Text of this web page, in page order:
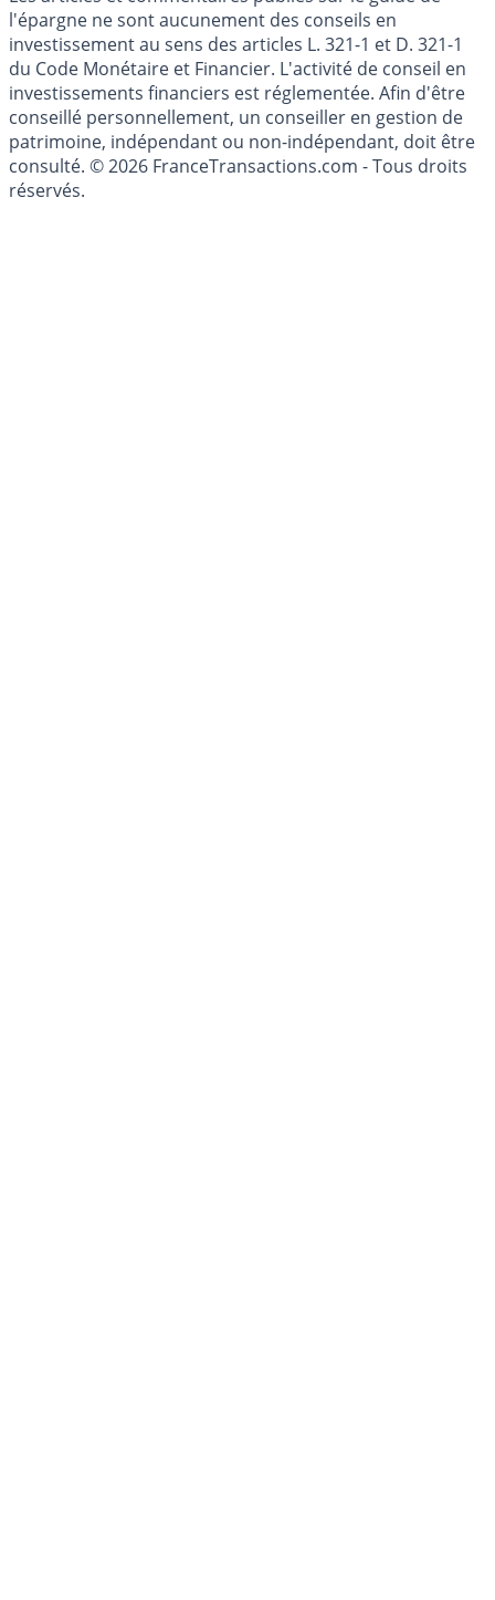
Les articles et commentaires publiés sur le guide de
l'épargne ne sont aucunement des conseils en
investissement au sens des articles L. 321-1 et D. 321-1
du Code Monétaire et Financier. L'activité de conseil en
investissements financiers est réglementée. Afin d'être
conseillé personnellement, un conseiller en gestion de
patrimoine, indépendant ou non-indépendant, doit être
consulté. © 2026 FranceTransactions.com - Tous droits